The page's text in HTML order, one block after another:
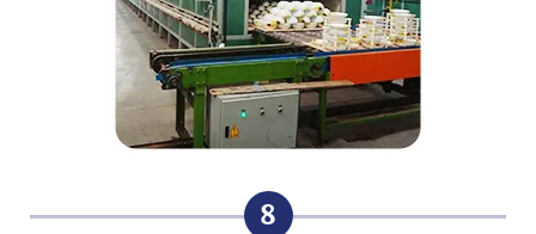
8